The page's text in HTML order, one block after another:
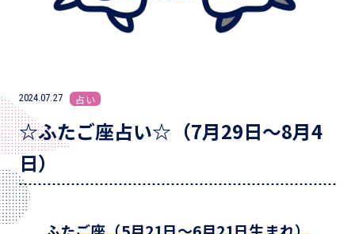
2024.07.27 占い
☆ふたご座占い☆（7月29日～8月4
日）